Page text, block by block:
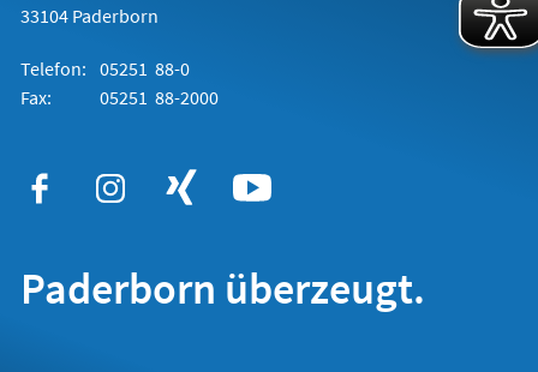
33104 Paderborn
Telefon: 05251 88-0
Fax:
05251 88-2000
Paderborn überzeugt.